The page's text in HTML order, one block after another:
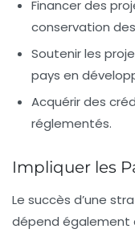
Financer des
conservation
Soutenir les
pays en
Acquérir des
réglementés.
Impliquer les
Le succès d’une
dépend également